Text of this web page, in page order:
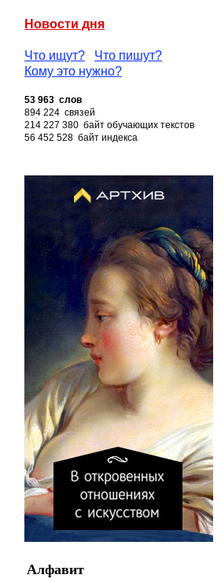
Новости дня
Что ищут?
Что пишут?
Кому это нужно?
53 963 слов
894 224 связей
214 227 380 байт обучающих текстов
56 452 528 байт индекса
Алфавит